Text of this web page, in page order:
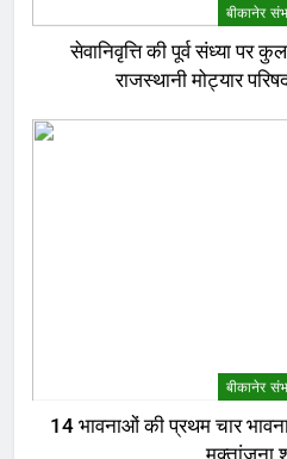
बीकानेर
सेवानिवृत्ति की पूर्व संध्या पर
राजस्थानी मोट्यार
बीकानेर
14 भावनाओं की प्रथम चार